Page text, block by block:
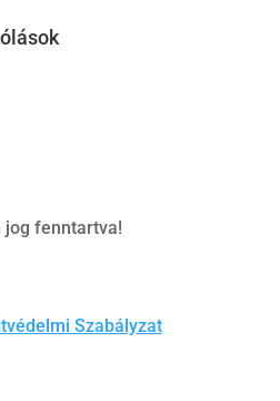
fenntartva!
Szabályzat